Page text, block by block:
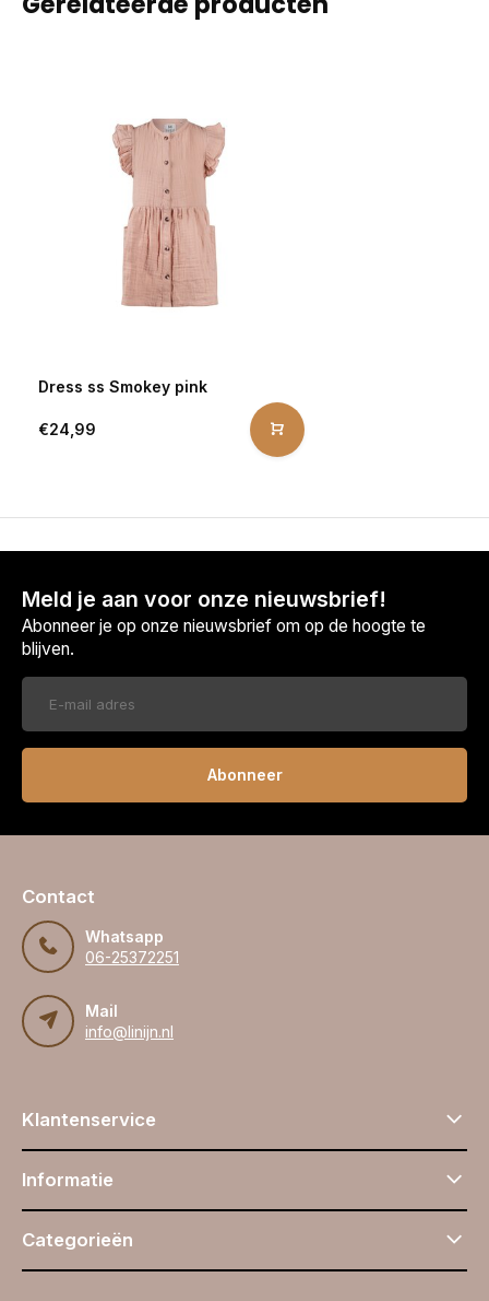
Dress ss Smokey pink
€24,99
Meld je aan voor onze nieuwsbrief!
Abonneer je op onze nieuwsbrief om op de hoogte te
blijven.
Abonneer
Contact
Whatsapp
06-25372251
Mail
info@linijn.nl
Klantenservice
Informatie
Categorieën